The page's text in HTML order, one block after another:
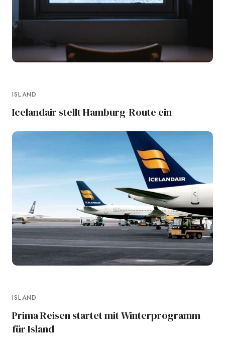
ISLAND
Icelandair stellt Hamburg-Route ein
ISLAND
Prima Reisen startet mit Winterprogramm
für Island